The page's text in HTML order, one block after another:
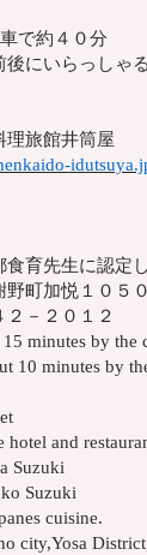
で約４０分
後にいらっしゃ
旅館井筒屋
育先生に認定
野町加悦１０５
－２０１２
minutes by the
10 minutes by
hotel and
Suzuki
Suzuki
cuisine.
city,Yosa